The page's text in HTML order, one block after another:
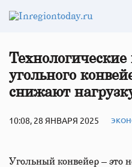
угольного
снижают
10:08, 28 ЯНВАРЯ 2025
Угольный конвейер – это